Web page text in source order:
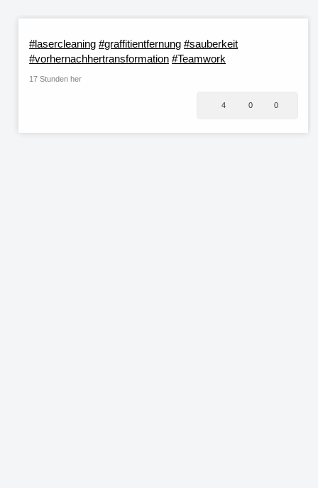
#lasercleaning #graffitientfernung #sauberkeit
#vorhernachhertransformation #Teamwork
17 Stunden her
4 0 0